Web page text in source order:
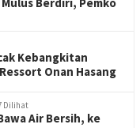
Kebangkitan
Onan Hasang
Dilihat
Air Bersih, ke